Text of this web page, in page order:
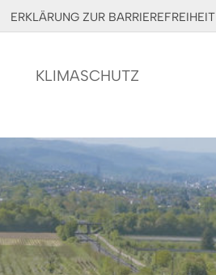
ERKLÄRUNG ZUR BARRIEREFREIHEIT
KLIMASCHUTZ